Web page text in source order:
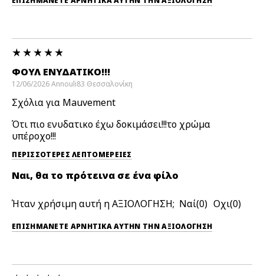
ΦΟΥΛ ΕΝΥΔΑΤΙΚΟ!!!
12/06/2026Annouli83 Θεσσαλονίκη
Σχόλια για Mauvement
Ότι πιο ενυδατικο έχω δοκιμάσει!!!το χρώμα
υπέροχο!!!
ΠΕΡΙΣΣΌΤΕΡΕΣ ΛΕΠΤΟΜΈΡΕΙΕΣ
Ναι, θα το πρότεινα σε ένα φίλο
Ήταν χρήσιμη αυτή η ΑΞΙΟΛΟΓΗΣΗ; 0 0
ΕΠΙΣΗΜΆΝΕΤΕ ΑΡΝΗΤΙΚΆ ΑΥΤΉΝ ΤΗΝ ΑΞΙΟΛΟΓΗΣΗ